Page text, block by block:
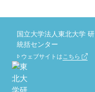
国立大学法人東北大学
統括センター
ウェブサイトはこちら